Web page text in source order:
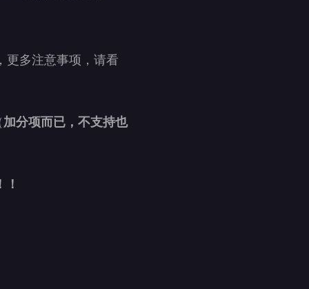
更多注意事项，请看
加分项而已，不支持也